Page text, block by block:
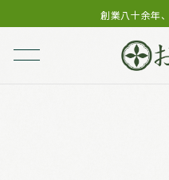
創業八十余年